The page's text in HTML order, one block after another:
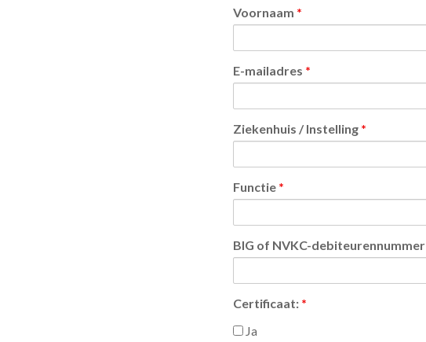
Voornaam *
E-mailadres *
Ziekenhuis / Instelling *
Functie *
BIG of NVKC-debiteurennummer
Certificaat: *
Ja